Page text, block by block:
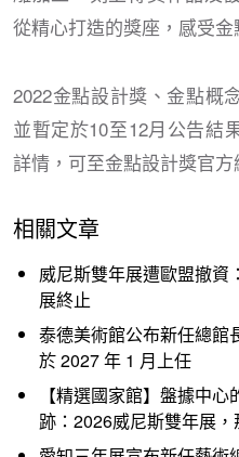
從精心打造的獎座，感受金
2022金點設計獎、金點概
並暫定於10至12月公告結
詳情，可至金點設計獎官方
相關文章
威尼斯雙年展遭歐盟撤資
展終止
泰德美術館公布新任總館
於 2027 年 1 月上任
【精選國家館】盤據中
跡：2026威尼斯雙年展